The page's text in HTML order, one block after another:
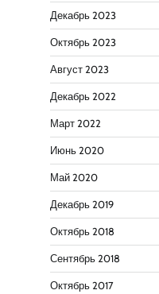
Декабрь 2023
Октябрь 2023
Август 2023
Декабрь 2022
Март 2022
Июнь 2020
Май 2020
Декабрь 2019
Октябрь 2018
Сентябрь 2018
Октябрь 2017